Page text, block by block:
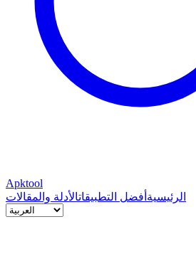
Apktool
الرئيسية أفضل التطبيقاتالأدلة والمقالات